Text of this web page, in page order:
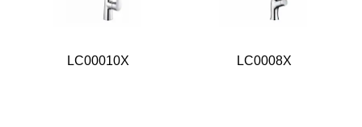
LC00010X LC0008X